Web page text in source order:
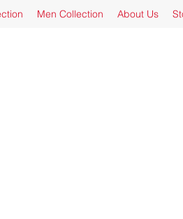
Men Collection About Us